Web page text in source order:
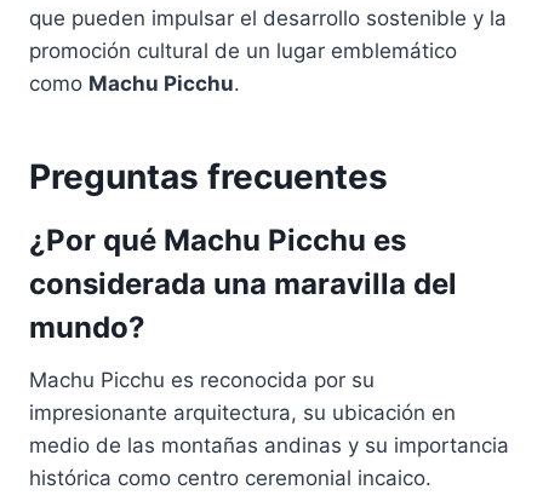
que pueden impulsar el desarrollo sostenible y la
promoción cultural de un lugar emblemático
como Machu Picchu.
Preguntas frecuentes
¿Por qué Machu Picchu es
considerada una maravilla del
mundo?
Machu Picchu es reconocida por su
impresionante arquitectura, su ubicación en
medio de las montañas andinas y su importancia
histórica como centro ceremonial incaico.